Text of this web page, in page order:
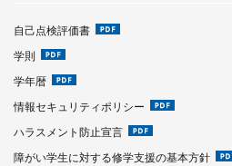
自己点検評価書
学則
学年暦
情報セキュリティポリシー
ハラスメント防止宣言
障がい学生に対する修学支援の基本方針